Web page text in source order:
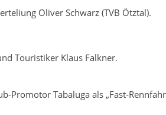
Oliver Schwarz (TVB Ötztal).
Touristiker Klaus Falkner.
Promotor Tabaluga als „Fast-